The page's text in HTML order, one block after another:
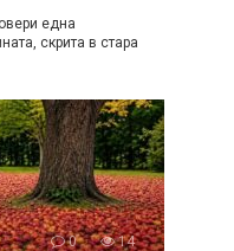
една
скрита в стара
0 14